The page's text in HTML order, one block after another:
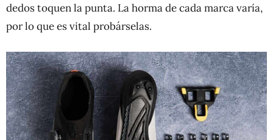
dedos toquen la punta. La horma de cada marca varía,
por lo que es vital probárselas.